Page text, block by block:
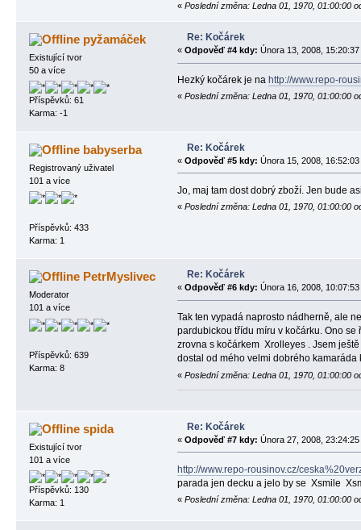
« Poslední změna: Ledna 01, 1970, 01:00:00
pyžamáček
Existující tvor
50 a více
Příspěvků: 61
Karma: -1
Re: Kočárek
« Odpověď #4 kdy: Února 13, 2008, 15:20:37
Hezký kočárek je na http://www.repo-
« Poslední změna: Ledna 01, 1970, 01:00:00
babyserba
Registrovaný uživatel
101 a více
Příspěvků: 433
Karma: 1
Re: Kočárek
« Odpověď #5 kdy: Února 15, 2008, 16:52:03
Jo, maj tam dost dobrý zboží. Jen bude
« Poslední změna: Ledna 01, 1970, 01:00:00
PetrMyslivec
Moderator
101 a více
Příspěvků: 639
Karma: 8
Re: Kočárek
« Odpověď #6 kdy: Února 16, 2008, 10:07:53
Tak ten vypadá naprosto nádherně, ale
pardubickou třídu míru v kočárku. Ono
zrovna s kočárkem Xrolleyes. Jsem ještě
dostal od mého velmi dobrého kamaráda
« Poslední změna: Ledna 01, 1970, 01:00:00
spida
Existující tvor
101 a více
Příspěvků: 130
Karma: 1
Re: Kočárek
« Odpověď #7 kdy: Února 27, 2008, 23:24:25
http://www.repo-rousinov.cz/
parada jen decku a jelo by se Xsmile
« Poslední změna: Ledna 01, 1970, 01:00:00